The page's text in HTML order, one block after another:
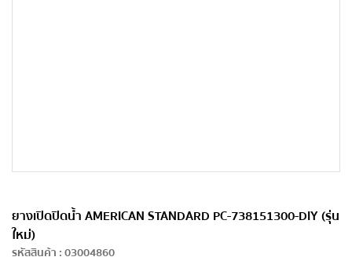
ยางเปิดปิดน้ำ AMERICAN STANDARD PC-738151300-DIY (รุ่น
ใหม่)
รหัสสินค้า :03004860